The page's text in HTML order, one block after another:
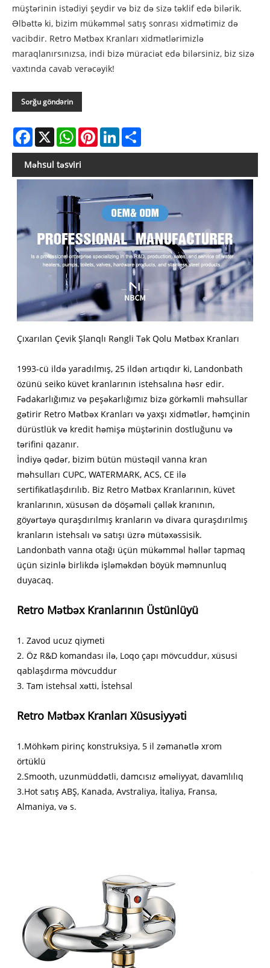
müştərinin istədiyi şeydir və biz də sizə təklif edə bilərik.
Əlbəttə ki, bizim mükəmməl satış sonrası xidmətimiz də
vacibdir. Retro Mətbəx Kranları xidmətlərimizlə
maraqlanırsınızsa, indi bizə müraciət edə bilərsiniz, biz sizə
vaxtında cavab verəcəyik!
Sorğu göndərin
Facebook
X WhatsAppPinterestLinkedIn
Məhsul təsviri
Çıxarılan Çevik Şlanqlı Rəngli Tək Qolu Mətbəx Kranları
1993-cü ildə yaradılmış, 25 ildən artıqdır ki, Landonbath
özünü seiko küvet kranlarının istehsalına həsr edir.
Fədakarlığımız və peşəkarlığımız bizə görkəmli məhsullar
gətirir Retro Mətbəx Kranları və yaxşı xidmətlər, həmçinin
dürüstlük və kredit həmişə müştərinin dostluğunu və
tərifini qazanır.
İndiyə qədər, bizim bütün müstəqil vanna kran
məhsulları CUPC, WATERMARK, ACS, CE ilə
sertifikatlaşdırılıb. Biz Retro Mətbəx Kranlarının, küvet
kranlarının, xüsusən də döşəməli çəllək kranının,
göyərtəyə quraşdırılmış kranların və divara quraşdırılmış
kranların istehsalı və satışı üzrə mütəxəssisik.
Landonbath vanna otağı üçün mükəmməl həllər tapmaq
üçün sizinlə birlikdə işləməkdən böyük məmnunluq
duyacaq.
Retro Mətbəx Kranlarının Üstünlüyü
1. Zavod ucuz qiymeti
2. Öz R&D komandası ilə, Loqo çapı mövcuddur, xüsusi
qablaşdırma mövcuddur
3. Tam istehsal xətti, İstehsal
Retro Mətbəx Kranları Xüsusiyyəti
1.Möhkəm pirinç konstruksiya, 5 il zəmanətlə xrom
örtüklü
2.Smooth, uzunmüddətli, damcısız əməliyyat, davamlılıq
3.Hot satış ABŞ, Kanada, Avstraliya, İtaliya, Fransa,
Almaniya, və s.